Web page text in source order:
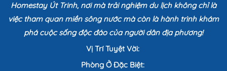
Homestay Út Trinh, nơi mà trải nghiệm du lịch không chỉ là
việc tham quan miền sông nước mà còn là hành trình khám
phá cuộc sống độc đáo của người dân địa phương!
Vị Trí Tuyệt Vời:
Phòng Ở Đặc Biệt: